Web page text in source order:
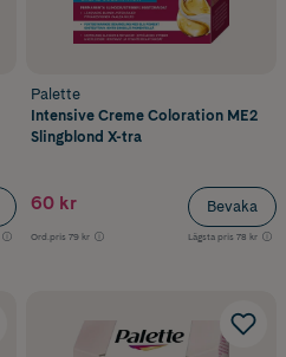
Palette
Intensive Creme Coloration ME2
Slingblond X-tra
60 kr
Ord.pris 79 kr Lägsta pris 78 kr
Bevaka